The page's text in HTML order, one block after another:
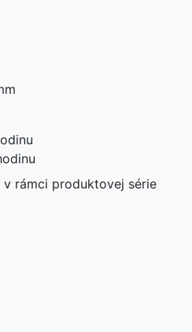
rámci produktovej série